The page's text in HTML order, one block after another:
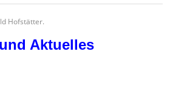
Hofstätter.
Aktuelles